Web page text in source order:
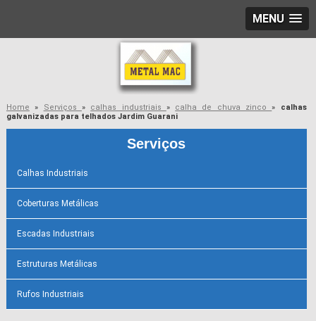
MENU
Home » Serviços » calhas industriais » calha de chuva zinco»
calhas
galvanizadas para telhados Jardim Guarani
Serviços
Calhas Industriais
Coberturas Metálicas
Escadas Industriais
Estruturas Metálicas
Rufos Industriais